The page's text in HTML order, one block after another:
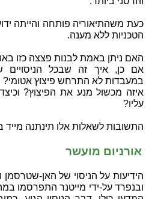
כעת משהתיאוריה פותחה והייתה
הטכניות ללא מענה.
האם ניתן באמת לבנות פצצה כזו
אם כן, איך זה שבכל הניסויים
במעבדות לא התרחש פיצוץ אטומי?
איזה מכשול מנע את הפיצוץ?
עליו?
התשובות לשאלות אלו תינתנה
אורניום מועשר
הידיעות על הניסוי של האן-שטרסמן
ובנפרד על-ידי מייטנר התפרסמו